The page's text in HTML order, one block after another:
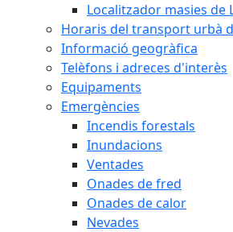
Localitzador masies de
Horaris del transport urbà
Informació geogràfica
Telèfons i adreces d'interès
Equipaments
Emergències
Incendis forestals
Inundacions
Ventades
Onades de fred
Onades de calor
Nevades